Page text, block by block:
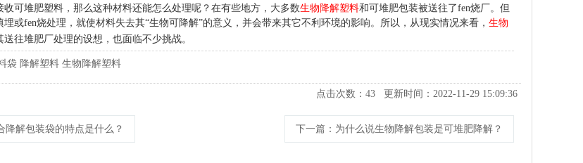
收可堆肥塑料，那么这种材料还能怎么处理呢？在有些地方，大多数生物降解塑料和可堆肥包装被送往了fen烧厂。但
埋或fen烧处理，就使材料失去其“生物可降解”的意义，并会带来其它不利环境的影响。所以，从现实情况来看， 生物
送往堆肥厂处理的设想，也面临不少挑战。
袋 降解塑料 生物降解塑料
点击次数： 43 更新时间：2022-11-29 15:09:36
降解包装袋的特点是什么？ 下一篇 ：为什么说生物降解包装是可堆肥降解？